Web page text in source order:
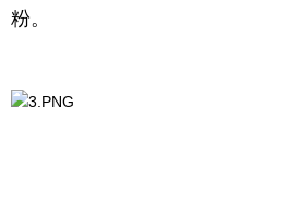
粉。